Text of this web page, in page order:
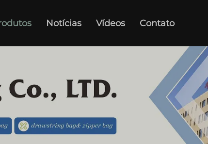
Notícias Vídeos Contato